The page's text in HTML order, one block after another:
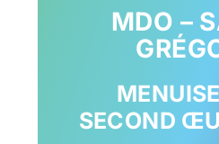
MDO –
SECOND